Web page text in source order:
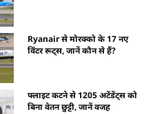
Ryanair से मोरक्को के 17 नए
विंटर रूट्स, जानें कौन से हैं?
फ्लाइट कटने से 1205 अटेंडेंट्स को
बिना वेतन छुट्टी, जानें वजह